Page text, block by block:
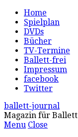
Home
Spielplan
DVDs
Bücher
TV-Termine
Ballett-frei
Impressum
facebook
Twitter
ballett-journal
Magazin für Ballett
Menu Close